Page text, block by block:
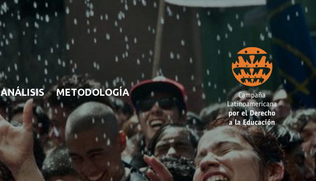
ANÁLISIS METODOLOGÍA